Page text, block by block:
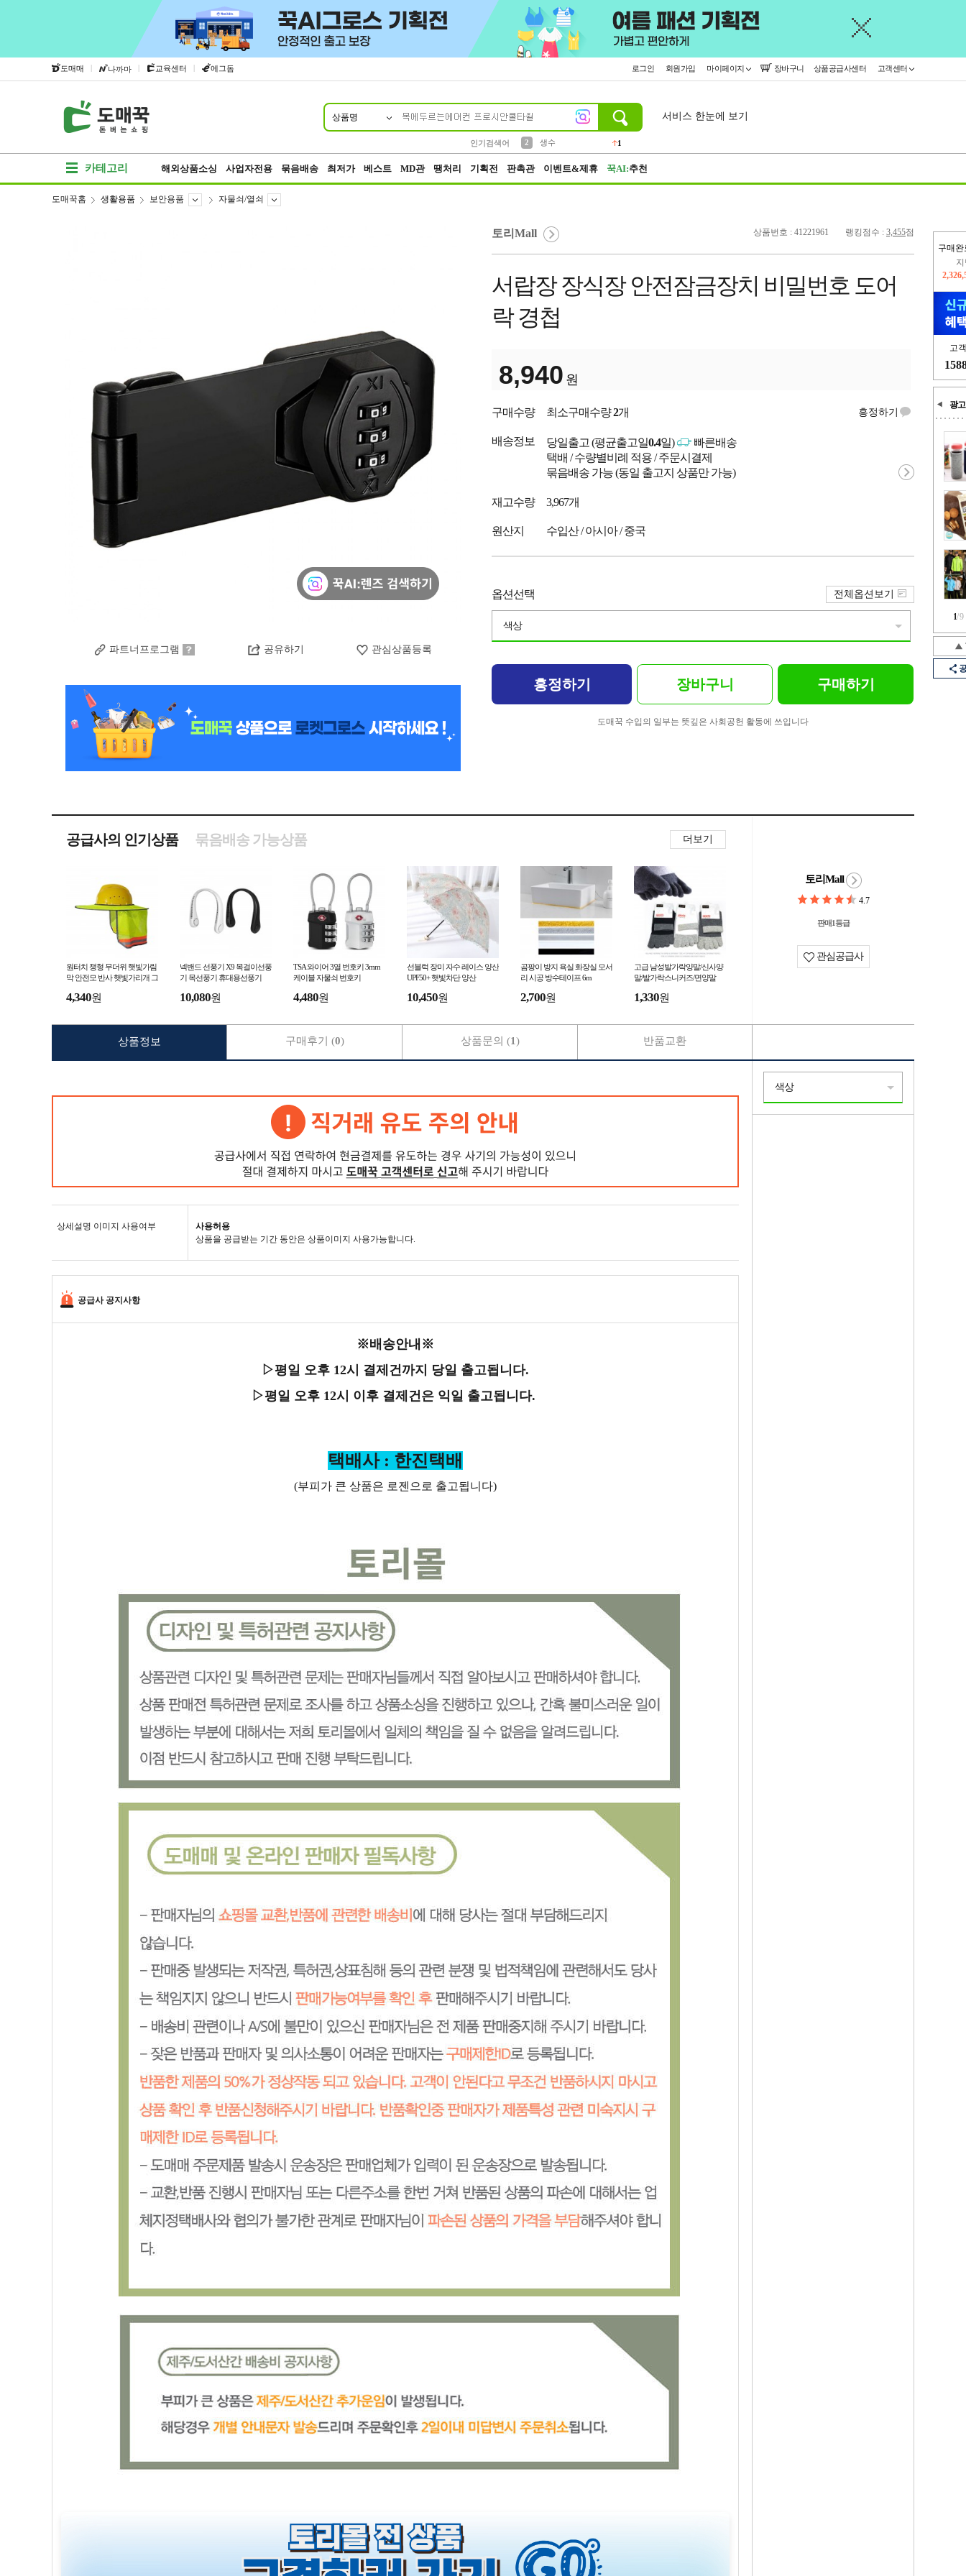
도매매 | 나까마 | 교육센터 | 에그돔 로그인 회원가입 마이페이지 장바구니 상품공급사센터 고객센터
상품명
인기검색어
2
생수
1
서비스 한눈에 보기
카테고리 해외상품소싱 사업자전용 묶음배송 최저가 베스트 MD관 땡처리 기획전 판촉관 이벤트&제휴 꾹AI:추천
구매완
고
광고
1/9
도매꾹홈 생활용품 보안용품 자물쇠/열쇠
파트너프로그램 공유하기 관심상품등록
상품번호 : 41221961 랭킹점수 : 3,455점
토리Mall
서랍장 장식장 안전잠금장치 비밀번호 도어
락 경첩
8,940 원
구매수량 최소구매수량2개 흥정하기
배송정보 당일출고 (평균출고일0.4일)
빠른배송
택배 / 수량별비례 적용 / 주문시결제
묶음배송 가능 (동일 출고지 상품만 가능)
재고수량 3,967개
원산지 수입산 / 아시아 / 중국
옵션선택
색상
전체옵션보기
흥정하기 장바구니 구매하기
도매꾹 수입의 일부는 뜻깊은 사회공헌 활동에 쓰입니다
공급사의 인기상품 더보기
묶음배송 가능상품
원터치 챙형 무더위 햇빛가림
막 안전모 반사 햇빛가리개 그
4,340원
넥밴드 선풍기 X9 목걸이선풍
기 목선풍기 휴대용선풍기
10,080원
TSA 와이어 3열 번호키 3mm
케이블 자물쇠 번호키
4,480원
선블럭 장미 자수 레이스 양산
UPF50+ 햇빛차단 양산
10,450원
곰팡이 방지 욕실 화장실 모서
리 시공 방수테이프 6m
2,700원
고급 남성발가락양말/신사양
말/발가락스니커즈/면양말
1,330원
토리Mall
4.7
판매1등급
관심공급사
상세설명 이미지 사용여부
사용허용
상품을 공급받는 기간 동안은 상품이미지 사용가능합니다.
공급사 공지사항
※배송안내※
▷평일 오후 12시 결제건까지 당일 출고됩니다.
▷평일 오후 12시 이후 결제건은 익일 출고됩니다.
택배사 : 한진택배
(부피가 큰 상품은 로젠으로 출고됩니다)
상품정보 구매후기 (0) 상품문의 (1) 반품교환
색상